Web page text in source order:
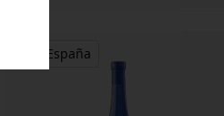
España